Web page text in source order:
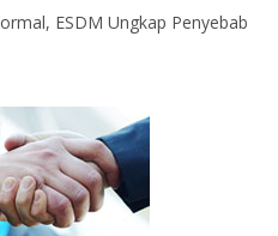
ESDM Ungkap Penyebab